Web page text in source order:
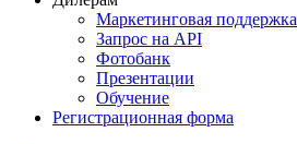
Маркетинговая поддержка
Запрос на API
Фотобанк
Презентации
Обучение
Регистрационная форма